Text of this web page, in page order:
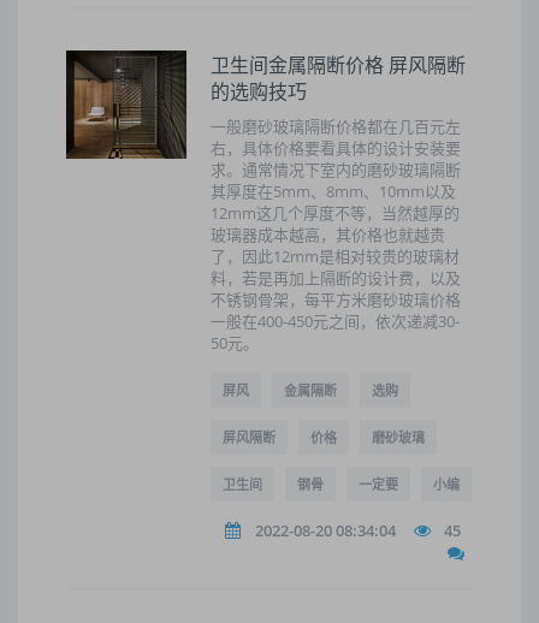
卫生间金属隔断价格 屏风隔断
的选购技巧
一般磨砂玻璃隔断价格都在几百元左
右，具体价格要看具体的设计安装要
求。通常情况下室内的磨砂玻璃隔断
其厚度在5mm、8mm、10mm以及
12mm这几个厚度不等，当然越厚的
玻璃器成本越高，其价格也就越贵
了，因此12mm是相对较贵的玻璃材
料，若是再加上隔断的设计费，以及
不锈钢骨架，每平方米磨砂玻璃价格
一般在400-450元之间，依次递减30-
50元。
屏风 金属隔断 选购
屏风隔断 价格 磨砂玻璃
卫生间 钢骨 一定要 小编
2022-08-20 08:34:04 45